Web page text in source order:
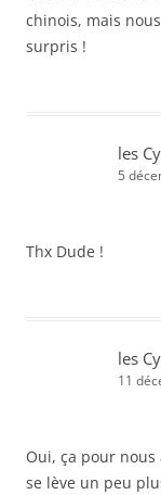
chinois, mais
surpris !
les
5
Thx Dude !
les
11
Oui, ça pour
se lève un peu